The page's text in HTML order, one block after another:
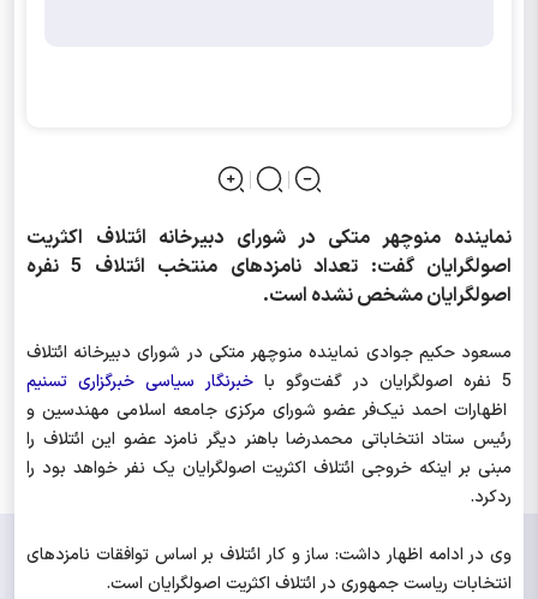
نماینده منوچهر متکی در شورای دبیرخانه ائتلاف اکثریت
اصولگرایان گفت: تعداد نامزدهای منتخب ائتلاف 5 نفره
اصولگرایان مشخص نشده است.
مسعود حکیم جوادی نماینده منوچهر متکی در شورای دبیرخانه ائتلاف
5 نفره اصولگرایان در گفت‌وگو با
خبرنگار سیاسی خبرگزاری تسنیم
اظهارات احمد نیک‌فر عضو شورای مرکزی جامعه اسلامی مهندسین و
رئیس ستاد انتخاباتی محمدرضا باهنر دیگر نامزد عضو این ائتلاف را
مبنی بر اینکه خروجی ائتلاف اکثریت اصولگرایان یک نفر خواهد بود را
ردکرد.
وی در ادامه اظهار داشت: ساز و کار ائتلاف بر اساس توافقات نامزدهای
انتخابات ریاست جمهوری در ائتلاف اکثریت اصولگرایان است.